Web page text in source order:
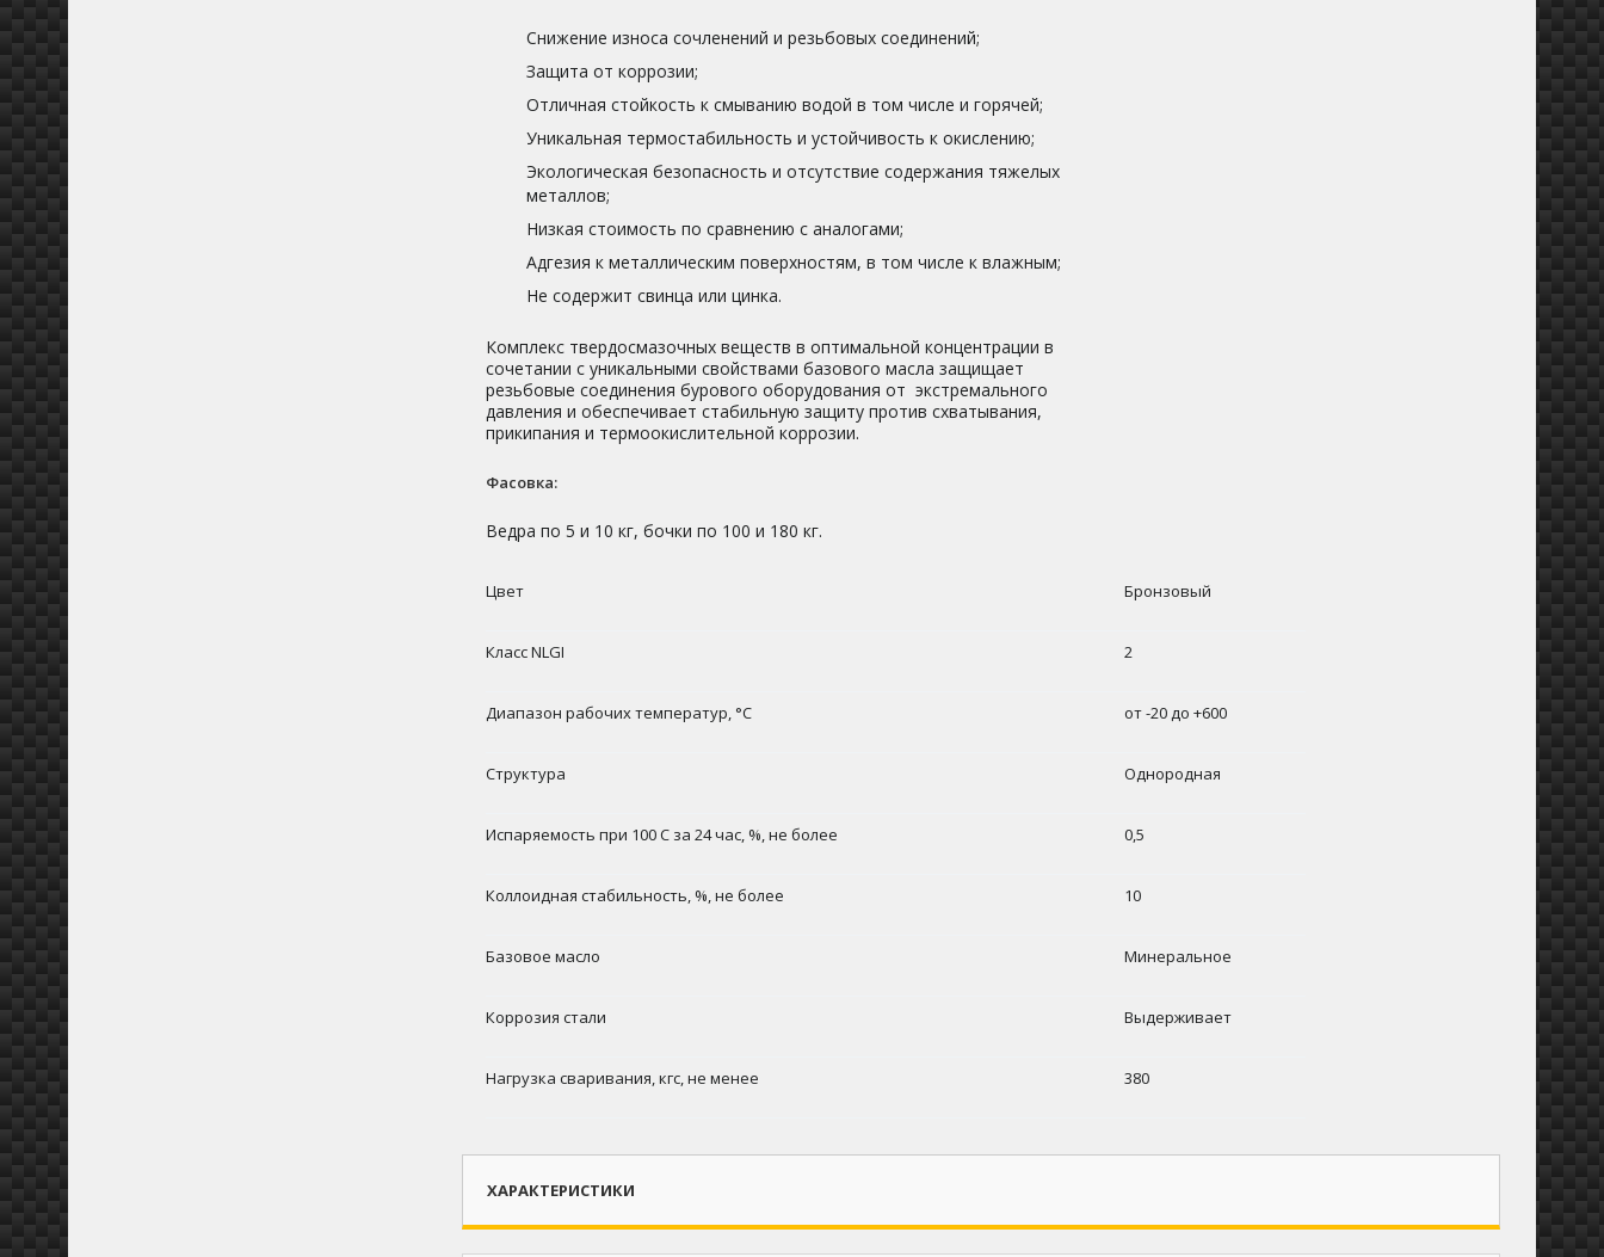
Снижение износа сочленений и резьбовых соединений;
Защита от коррозии;
Отличная стойкость к смыванию водой в том числе и горячей;
Уникальная термостабильность и устойчивость к окислению;
Экологическая безопасность и отсутствие содержания тяжелых
металлов;
Низкая стоимость по сравнению с аналогами;
Адгезия к металлическим поверхностям, в том числе к влажным;
Не содержит свинца или цинка.
Комплекс твердосмазочных веществ в оптимальной концентрации в
сочетании с уникальными свойствами базового масла защищает
резьбовые соединения бурового оборудования от экстремального
давления и обеспечивает стабильную защиту против схватывания,
прикипания и термоокислительной коррозии.
Фасовка:
Ведра по 5 и 10 кг, бочки по 100 и 180 кг.
Цвет Бронзовый
Класс NLGI 2
Диапазон рабочих температур, °С от -20 до +600
Структура Однородная
Испаряемость при 100 С за 24 час, %, не более 0,5
Коллоидная стабильность, %, не более 10
Базовое масло Минеральное
Коррозия стали Выдерживает
Нагрузка сваривания, кгс, не менее 380
ХАРАКТЕРИСТИКИ